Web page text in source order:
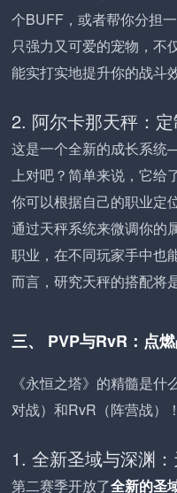
个BUFF，或者帮你分担
只强力又可爱的宠物，不
能实打实地提升你的战斗效
2. 阿尔卡那天秤：
这是一个全新的成长系
上对吧？简单来说，它给
你可以根据自己的职业定
通过天秤系统来微调你的
职业，在不同玩家手中也
而言，研究天秤的搭配将
三、 PVP与RvR：点
《永恒之塔》的精髓是
对战）和RvR（阵营战）！
1. 全新圣域与深渊
第二赛季开放了全新的圣